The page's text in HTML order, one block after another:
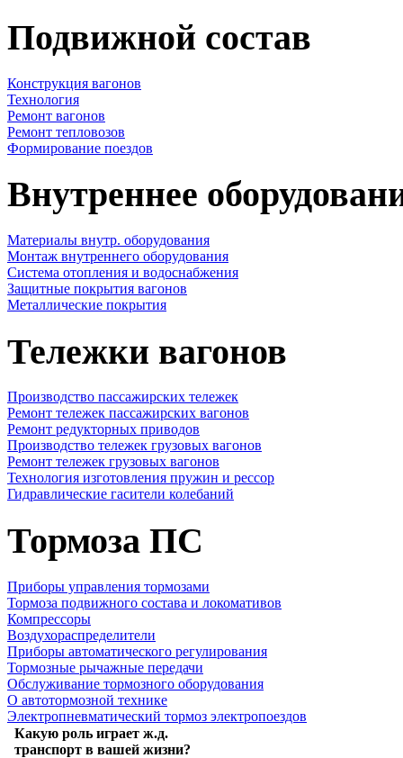
Подвижной состав
Конструкция вагонов
Технология
Ремонт вагонов
Ремонт тепловозов
Формирование поездов
Внутреннее
Материалы внутр. оборудования
Монтаж внутреннего оборудования
Cистема отопления и водоснабжения
Защитные покрытия вагонов
Металлические покрытия
Тележки вагонов
Производство пассажирских тележек
Ремонт тележек пассажирских вагонов
Ремонт редукторных приводов
Производство тележек грузовых вагонов
Ремонт тележек грузовых вагонов
Технология изготовления пружин и рессор
Гидравлические гасители колебаний
Тормоза ПС
Приборы управления тормозами
Тормоза подвижного состава и локомативов
Компрессоры
Воздухораспределители
Приборы автоматического регулирования
Тормозные рычажные передачи
Обслуживание тормозного оборудования
О автотормозной технике
Электропневматический тормоз электропоездов
Какую роль играет ж.д.
транспорт в вашей жизни?